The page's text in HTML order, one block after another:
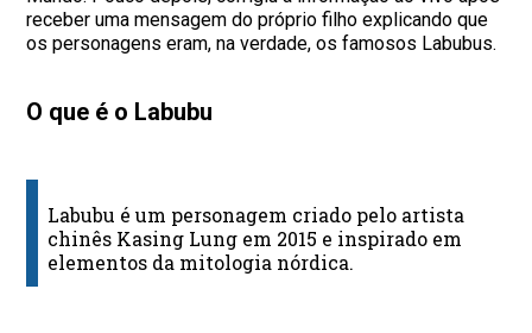
receber uma mensagem do próprio filho explicando que
os personagens eram, na verdade, os famosos Labubus.
O que é o Labubu
Labubu é um personagem criado pelo artista
chinês Kasing Lung em 2015 e inspirado em
elementos da mitologia nórdica.